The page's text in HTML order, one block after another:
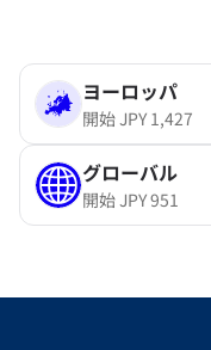
ヨーロッパ
開始JPY 1,427
グローバル
開始JPY951